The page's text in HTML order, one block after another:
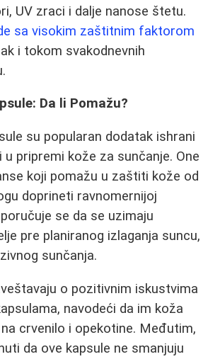
UV zraci i dalje nanose štetu.
sa visokim zaštitnim faktorom
i tokom svakodnevnih
Da li Pomažu?
su popularan dodatak ishrani
pripremi kože za sunčanje. One
koji pomažu u zaštiti kože od
doprineti ravnomernijoj
se da se uzimaju
pre planiranog izlaganja suncu,
sunčanja.
o pozitivnim iskustvima
navodeći da im koža
crvenilo i opekotine. Međutim,
da ove kapsule ne smanjuju